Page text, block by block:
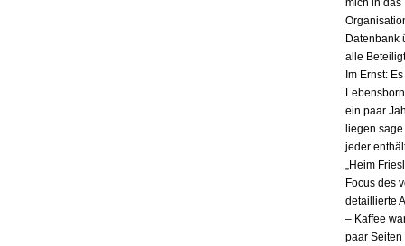
mich in das
Datenbank
alle
Im Ernst:
ein paar
liegen
jeder
„Heim
Focus des
detaillierte
– Kaffee
paar